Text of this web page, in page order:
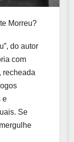
Morreu?
do autor
com
recheada
e
Se